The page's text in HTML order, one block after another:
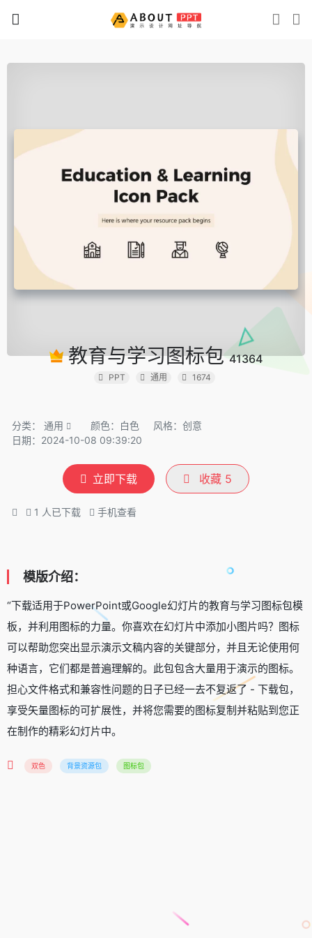
教育与学习图标包41364
PPT 通用 1674
分类： 通用 颜色：白色
风格：创意
日期：2024-10-08 09:39:20
立即下载 收藏 5
1 人已下载 手机查看
模版介绍：
“下载适用于PowerPoint或Google幻灯片的教育与学习图标包模
板，并利用图标的力量。你喜欢在幻灯片中添加小图片吗？图标
可以帮助您突出显示演示文稿内容的关键部分，并且无论使用何
种语言，它们都是普遍理解的。此包包含大量用于演示的图标。
担心文件格式和兼容性问题的日子已经一去不复返了 - 下载包，
享受矢量图标的可扩展性，并将您需要的图标复制并粘贴到您正
在制作的精彩幻灯片中。
双色 背景资源包 图标包